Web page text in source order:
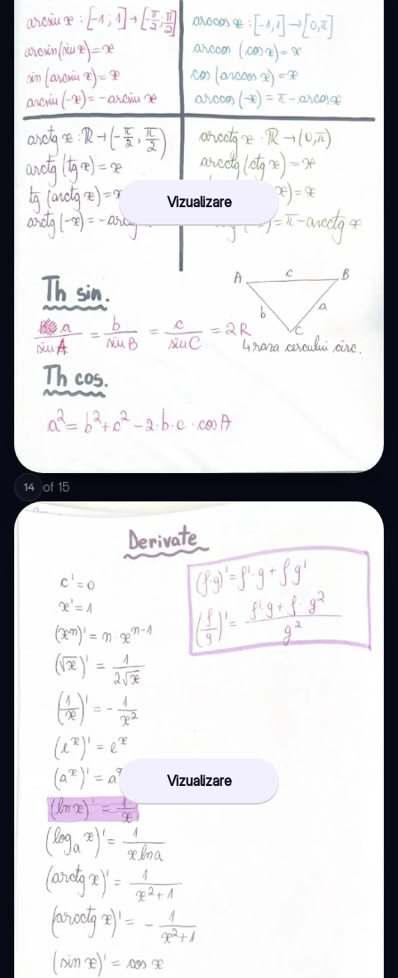
Vizualizare
14 of 15
Vizualizare